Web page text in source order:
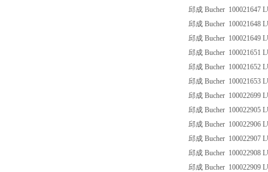
邱成 Bucher 100021647
邱成 Bucher 100021648
邱成 Bucher 100021649
邱成 Bucher 100021651
邱成 Bucher 100021652
邱成 Bucher 100021653
邱成 Bucher 100022699
邱成 Bucher 100022905
邱成 Bucher 100022906
邱成 Bucher 100022907
邱成 Bucher 100022908
邱成 Bucher 100022909